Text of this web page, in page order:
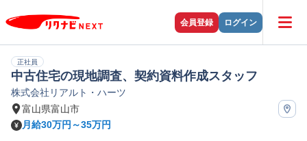
会員登録 ログイン
正社員
中古住宅の現地調査、契約資料作成スタッフ
株式会社リアルト・ハーツ
富山県富山市
月給30万円～35万円